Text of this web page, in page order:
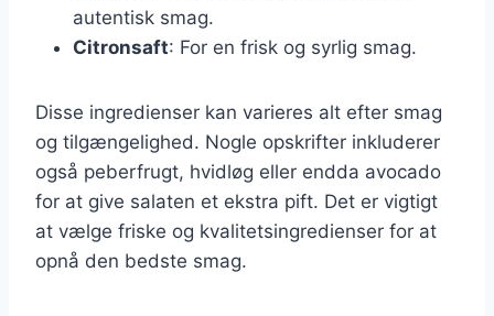
autentisk smag.
Citronsaft: For en frisk og syrlig smag.
Disse ingredienser kan varieres alt efter smag
og tilgængelighed. Nogle opskrifter inkluderer
også peberfrugt, hvidløg eller endda avocado
for at give salaten et ekstra pift. Det er vigtigt
at vælge friske og kvalitetsingredienser for at
opnå den bedste smag.